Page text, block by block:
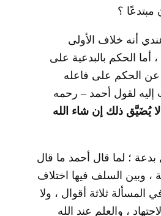
؟
أنه خلاف الأولى
أما الحكم بالبدعية على
عن الحكم على فاعله
إليه لقول أحمد – رحمه
يُضَيَّق ذلك إن شاء الله
بدعة ؛ لما قال أحمد ما قال
، وبين السلف فيها اختلاف
المسألة ثلاثة أقوال ، ولا
، والعلم عند الله